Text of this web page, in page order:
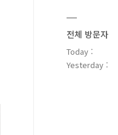
전체 방문자
Today :
Yesterday :